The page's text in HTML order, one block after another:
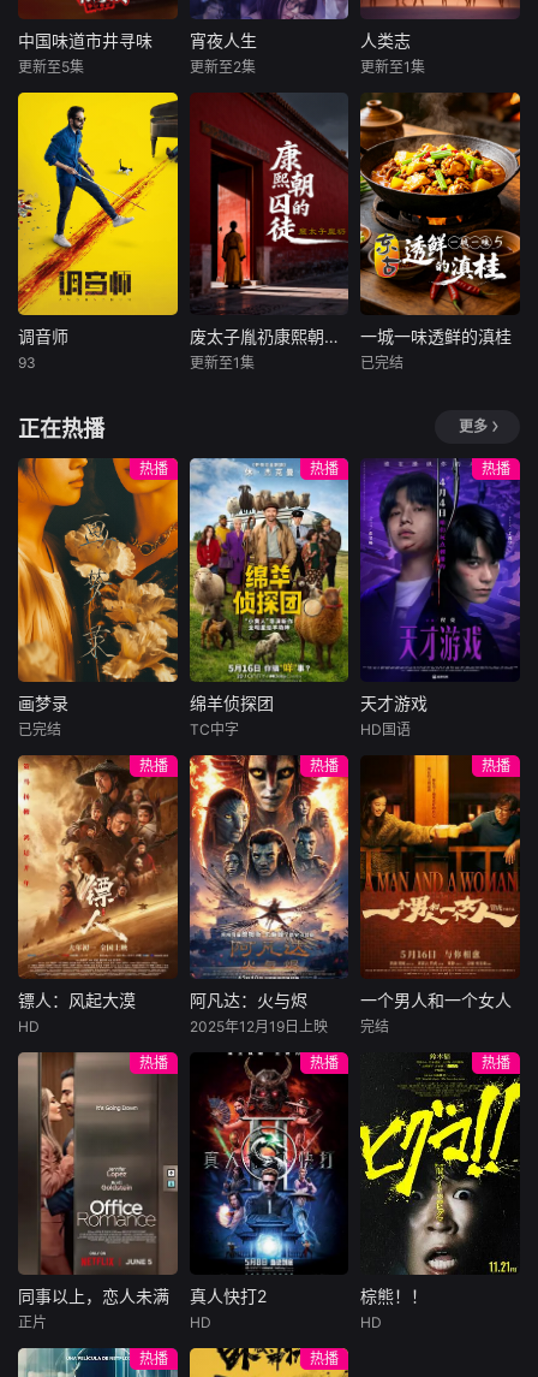
的浩瀚历史图景，
较全面地讲述了人
类社会发展过程，
展趋势及规律。该
片内容从人类石器
时代的开端，历经
古代两河流域、埃
及、印度、希腊、
罗马等文明，涵盖
欧亚民族大迁徙、
中世纪、近代民族
国家形成、伊斯兰
世界发展等重要历
史阶段与事件，直
兼职偷师学音乐，
一边端盘子一边写
歌逆袭。校园歌曲
战，看废柴二代如
何洗白，草
民。蓝鲸、北极熊
与翱翔天际的金雕
领衔登场，珍稀罕
物种的身影也惊艳
亮相。全片满载震
撼壮观的影像画
面，记录了多项科
学界首次发现的动
物行为，堪称有史
以来制作规模最宏
大的野生动物纪录
片之一。
中国味道市井寻味
《中国味道·市井寻
味》走遍大江南
北，聚焦十组最接
地气的美食图景：
从一锅乱炖的豪
迈，到明火直烤的
奔放；从辣度爆表
的酣畅，到反差之
山野的鲜灵，到下
中国味道市井寻味
更新至5集
宵夜人生
人间至味是清欢，
当宵夜不仅是宵
夜，节目着眼于“人
与食物”的关系，以
美食为切口，看一
场美食的味觉复
兴，来听食客故事
里的百态人生，我
在宵夜里等你，一
起看生活万岁！
宵夜人生
更新至2集
人类志
本片深入探索智人
的悠久历史——揭
示人类如何成为地
球上最强大的动
物。大约30万年
前，智人出现在非
洲。如今，他们是
这个星球上仅存的
人类物种。这一切
是如何发生的？这
部纪录片利用最新
人类志
更新至1集
调音师
印度影片《调音
师》改编自2010年
的同名法国高分悬
疑短片。故事讲述
了一直假装盲人的
钢琴调音师阿卡
什，在意外成为一
起凶杀案的唯一“目
击证人”后，所遭遇
的种种出其不意的
经历。影片故事波
折惊奇，反转不
断，是2018年度IM
Db评分最高的印度
影片。
调音师
93
废太子胤礽康熙朝的囚徒
灵魂的扭曲与崩
溃。
废太子胤礽康熙朝的囚徒
更新至1集
一城一味透鲜的滇桂
本季节目以“六城寻
鲜之旅”为主线，摒
弃走马观花式的探
店介绍，深度聚焦
“家乡鲜味”，着力
挖掘滇桂美食背后
的乡土情怀与人文
匠心。节目从食
材、手艺、人情三
重维度切入，回归
山野本真与市井生
活，记录西南大地
自然馈赠的原生鲜
味。镜头以灶台为
舞台，聚焦一代代
本土守味匠人。他
们恪守百年古法、
严守食材本心，对
抗工业化速成模
式；同时与时俱
进、大胆创新，在
守正与出新之间延
续老味道的生命
力。每一道名菜不
仅是地域饮食符
号，更承载着家族
节目以食化人、以
味传情，用平凡手
艺人的坚守故事诠
释精益求精的工匠
精神，用人间烟火
串
一城一味透鲜的滇桂
已完结
正在热播 更多
热播
画梦录
林柏叡
民国的上海滩，身
怀绝技的孤女画师
许雁真，意外与身
陷危局的融汇银行
总账姜心羽产生交
集。姜心羽遭人陷
害，只得与许雁真
结盟，彼时银行欲
将国宝名画低价卖
给外国人，许雁真
仿造名画、偷天换
日。几经波折，两
人联手在各方势力
的夹缝间巧妙周
旋，共历险阻，破
解重重困境。
画梦录
已完结
热播
绵羊侦探团
尼可拉斯·博朗
尼古拉斯·加利齐纳
牧羊人乔治
（休·杰克曼饰）最
爱给羊群读侦探小
说，没想到自己有
一天会离奇死亡。
他留下的3000万
巨额遗产，让每个
人貌似都有犯罪动
机。警察毫无头绪
“不务正业”迈出牧
场，追查牧羊人“躺
平
绵羊侦探团
TC中字
热播
天才游戏
李蔓瑄
穷途末路的天才少
年刘全龙（彭昱畅
饰），被偏执富家
公子陈伦（丁禹兮
饰）选中，被迫踏
入一场为他量身打
造的“换命游戏”。
豪华别墅、名车名
表、神秘女友全部
备齐，在陈伦的精
瞬间拥有顶配人
生。
天才游戏
HD国语
热播
镖人：风起大漠
于适
大漠之上，镖人、
官府、西域五大家
族等多方势力盘根
错节、暗潮涌动。
“天字第二号逃犯”
刀马接下特殊押镖
任务，和同伴一起
从西域护镖远赴长
安。不料，他们的
护送对象竟是“天字
郎……天下熙熙皆
镖人：风起大漠
HD
热播
阿凡达：火与烬
佐伊·索尔达娜
西格妮·韦弗
影片聚焦杰克·萨利
与奈蒂莉一家的命
运起伏，在前作的
情感余波之上，深
刻描绘一个家族在
战火中如何成长、
并共同守护血脉相
连的情感纽带的历
程，从而将故事推
维度。此外，潘多
阿凡达：火与烬
2025年12月19日上映
热播
一个男人和一个女人
周汉宁
男人（黄渤
饰）和女人（倪妮
饰）飞机同时落
地，入住同一家酒
店，成为一墙之隔
的邻居。不够隔音
的房间暴露了男人
和女人因生活暂停
陷入的困境，健
康、家庭、婚姻、
一个男人和一个女人
完结
热播
同事以上，恋人未满
布雷特·戈德斯坦
同事以上，恋人未满
正片
热播
真人快打2
阿德莱恩·鲁道夫
真人快打2
HD
热播
棕熊！！
棕熊！！
HD
热播
热播